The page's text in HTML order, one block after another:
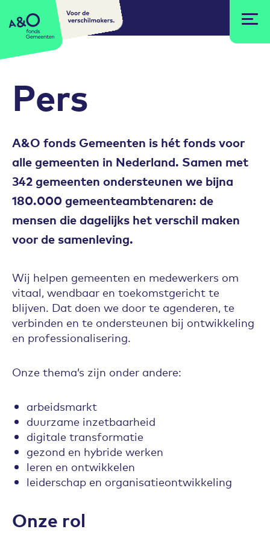
A&O fonds Gemeenten
Voor de
verschilmakers.
Pers
A&O fonds Gemeenten is hét fonds voor
alle gemeenten in Nederland. Samen met
342 gemeenten ondersteunen we bijna
180.000 gemeenteambtenaren: de
mensen die dagelijks het verschil maken
voor de samenleving.
Wij helpen gemeenten en medewerkers om
vitaal, wendbaar en toekomstgericht te
blijven. Dat doen we door te agenderen, te
verbinden en te ondersteunen bij ontwikkeling
en professionalisering.
Onze thema’s zijn onder andere:
arbeidsmarkt
duurzame inzetbaarheid
digitale transformatie
gezond en hybride werken
leren en ontwikkelen
leiderschap en organisatieontwikkeling
Onze rol